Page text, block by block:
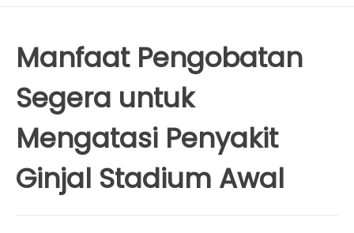
Manfaat Pengobatan
Segera untuk
Mengatasi Penyakit
Ginjal Stadium Awal